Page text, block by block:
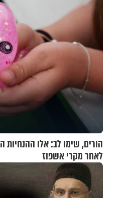
הורים, שימו לב: אלו
לאחר מקרי אשפוז